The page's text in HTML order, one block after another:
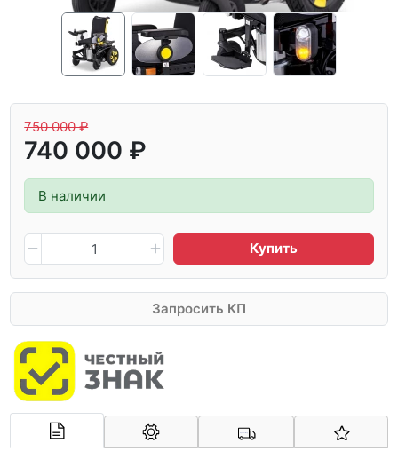
750 000 ₽
740 000 ₽
В наличии
Купить
Запросить КП
Арконт-Мед